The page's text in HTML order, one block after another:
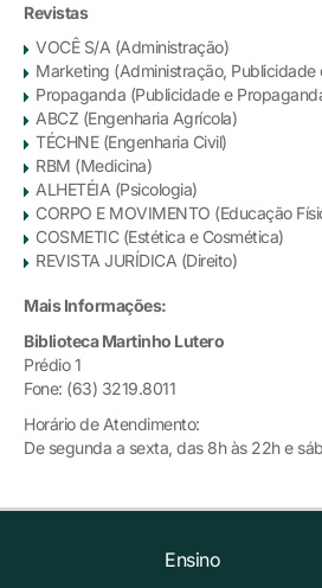
Revistas
VOCÊ S/A (Administração)
Marketing (Administração, Publicidade
Propaganda (Publicidade e
ABCZ (Engenharia Agrícola)
TÉCHNE (Engenharia Civil)
RBM (Medicina)
ALHETÉIA (Psicologia)
CORPO E MOVIMENTO (Educação
COSMETIC (Estética e Cosmética)
REVISTA JURÍDICA (Direito)
Mais Informações:
Biblioteca Martinho Lutero
Prédio 1
Fone: (63) 3219.8011
Horário de Atendimento:
De segunda a sexta, das 8h às 22h e
Ensino